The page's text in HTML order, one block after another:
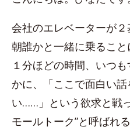
会社のエレベーターが
朝誰かと一緒に乗るこ
１分ほどの時間、いつ
かに、「ここで面白い
い……」という欲求と戦
モールトーク”と呼ばれ